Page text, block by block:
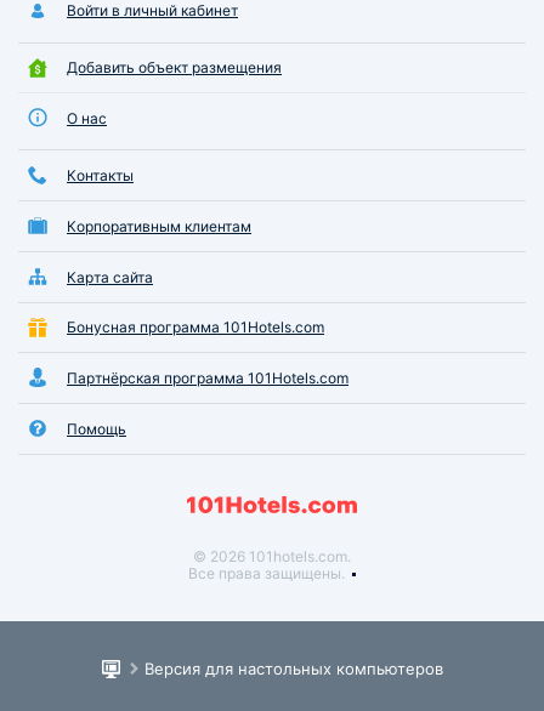
Войти в личный кабинет
Добавить объект размещения
О нас
Контакты
Корпоративным клиентам
Карта сайта
Бонусная программа 101Hotels.com
Партнёрская программа 101Hotels.com
Помощь
© 2026 101hotels.com.
Все права защищены.
Версия для настольных компьютеров